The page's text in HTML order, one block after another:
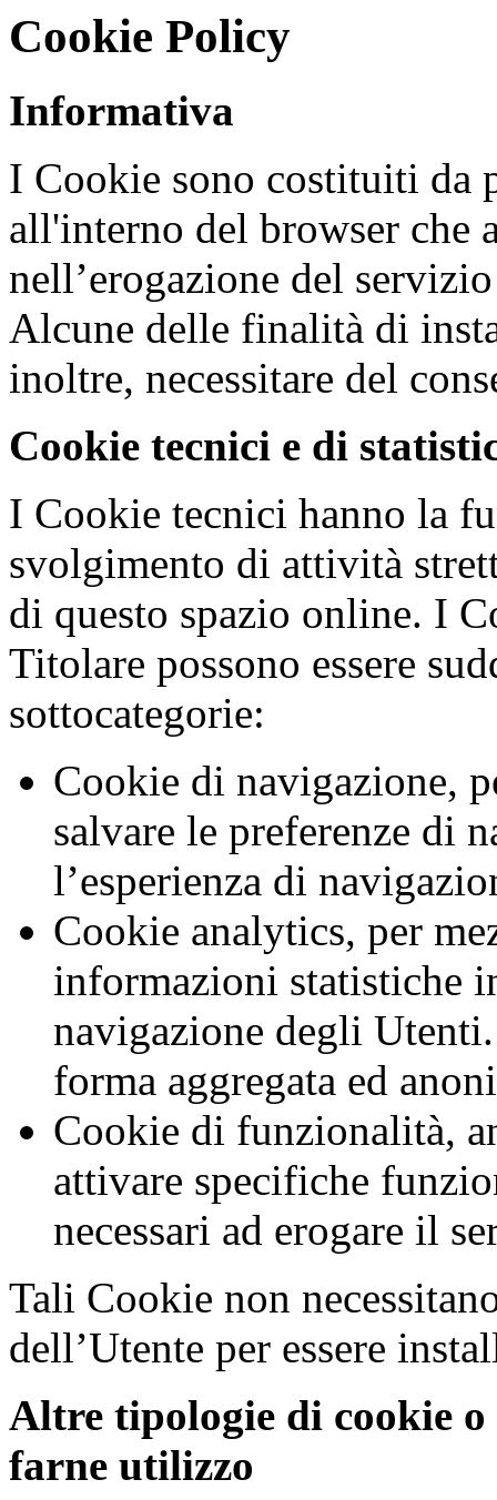
Cookie Policy
Informativa
I Cookie sono costituiti da
all'interno del browser che
nell’erogazione del
Alcune delle finalità di
inoltre, necessitare del
Cookie tecnici e di
I Cookie tecnici hanno la
svolgimento di attività
di questo spazio online. I
Titolare possono essere
sottocategorie:
Cookie di navigazione,
salvare le preferenze di
l’esperienza di
Cookie analytics, per
informazioni statistiche
navigazione degli
forma aggregata ed
Cookie di funzionalità,
attivare specifiche
necessari ad erogare il
Tali Cookie non
dell’Utente per essere
Altre tipologie di cookie
farne utilizzo